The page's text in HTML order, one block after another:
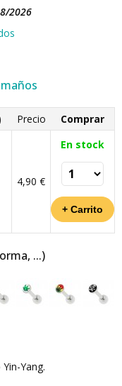
2026
Precio Comprar
4,90 €
En stock
...)
Yang.